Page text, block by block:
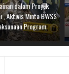
dalam Proyek
, Aktivis Minta BWSS
Program